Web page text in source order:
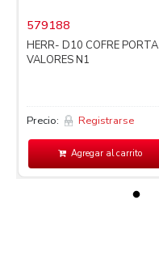
579188
HERR- D10 COFRE PORTA
VALORES N1
Precio: Registrarse
Agregar al carrito